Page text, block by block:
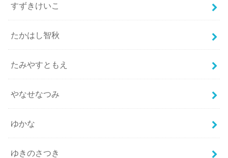
すずきけいこ
たかはし智秋
たみやすともえ
やなせなつみ
ゆかな
ゆきのさつき